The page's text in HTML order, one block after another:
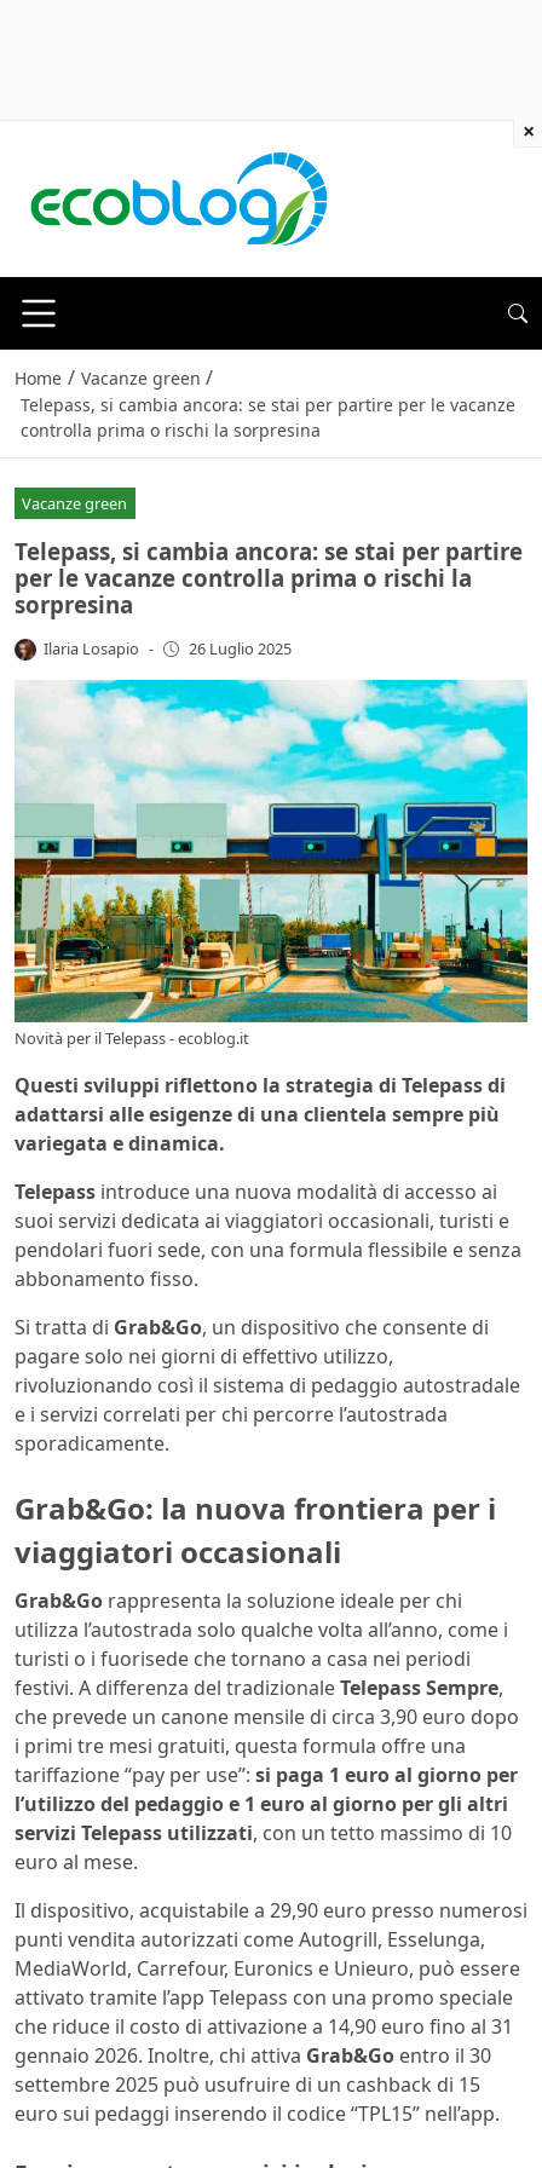
Home / Vacanze green /
Telepass, si cambia ancora: se stai per partire per le vacanze
controlla prima o rischi la sorpresina
Vacanze green
Telepass, si cambia ancora: se stai per partire
per le vacanze controlla prima o rischi la
sorpresina
Ilaria Losapio - 26 Luglio 2025
Novità per il Telepass - ecoblog.it
Questi sviluppi riflettono la strategia di Telepass di
adattarsi alle esigenze di una clientela sempre più
variegata e dinamica.
Telepass introduce una nuova modalità di accesso ai
suoi servizi dedicata ai viaggiatori occasionali, turisti e
pendolari fuori sede, con una formula flessibile e senza
abbonamento fisso.
Si tratta di Grab&Go, un dispositivo che consente di
pagare solo nei giorni di effettivo utilizzo,
rivoluzionando così il sistema di pedaggio autostradale
e i servizi correlati per chi percorre l’autostrada
sporadicamente.
Grab&Go: la nuova frontiera per i
viaggiatori occasionali
Grab&Go rappresenta la soluzione ideale per chi
utilizza l’autostrada solo qualche volta all’anno, come i
turisti o i fuorisede che tornano a casa nei periodi
festivi. A differenza del tradizionaleTelepass Sempre,
che prevede un canone mensile di circa 3,90 euro dopo
i primi tre mesi gratuiti, questa formula offre una
tariffazione “pay per use”: si paga 1 euro al giorno per
l’utilizzo del pedaggio e 1 euro al giorno per gli altri
servizi Telepass utilizzati, con un tetto massimo di 10
euro al mese.
Il dispositivo, acquistabile a 29,90 euro presso numerosi
punti vendita autorizzati come Autogrill, Esselunga,
MediaWorld, Carrefour, Euronics e Unieuro, può essere
attivato tramite l’app Telepass con una promo speciale
che riduce il costo di attivazione a 14,90 euro fino al 31
gennaio 2026. Inoltre, chi attiva Grab&Go entro il 30
settembre 2025 può usufruire di un cashback di 15
euro sui pedaggi inserendo il codice “TPL15” nell’app.
×